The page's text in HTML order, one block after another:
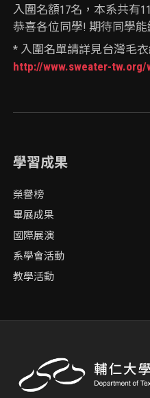
入圍名額17名，本系共有
恭喜各位同學! 期待同學
* 入圍名單請詳見台灣毛
http://www.sweater-
學習成果
榮譽榜
畢展成果
國際展演
系學會活動
教學活動